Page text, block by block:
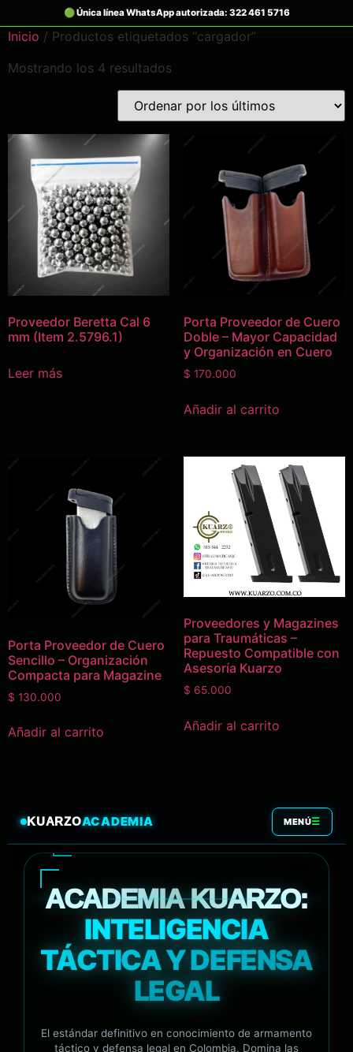
Inicio / Productos etiquetados “cargador”
Mostrando los 4 resultados
Proveedor Beretta Cal 6
mm (Item 2.5796.1)
Leer más
Porta Proveedor de Cuero
Doble – Mayor Capacidad
y Organización en Cuero
$ 170.000
Añadir al carrito
Porta Proveedor de Cuero
Sencillo – Organización
Compacta para Magazine
$ 130.000
Añadir al carrito
Proveedores y Magazines
para Traumáticas –
Repuesto Compatible con
Asesoría Kuarzo
$ 65.000
Añadir al carrito
KUARZOACADEMIA MENÚ☰
ACADEMIA KUARZO:
INTELIGENCIA
TÁCTICA Y DEFENSA
LEGAL
El estándar definitivo en conocimiento de armamento
táctico y defensa legal en Colombia. Domina las